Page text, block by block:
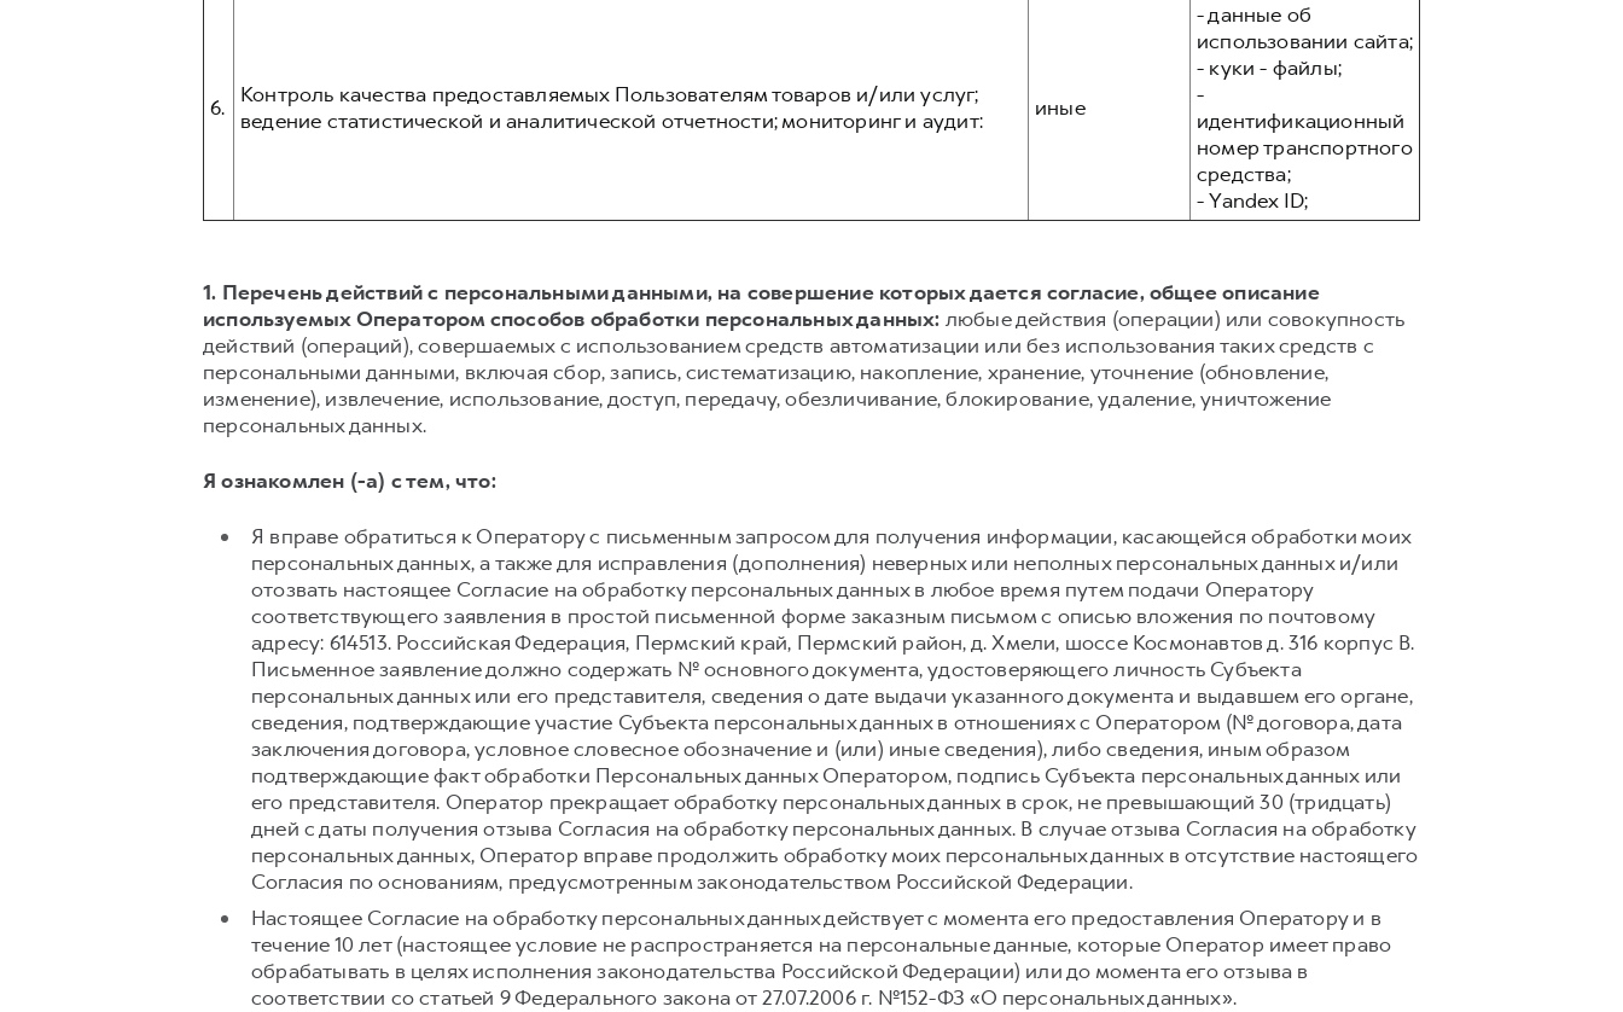
6.
Контроль качества предоставляемых Пользователям товаров и/или услуг;
ведение статистической и аналитической отчетности; мониторинг и аудит:
иные
- данные об
использовании сайта;
- куки - файлы;
-
идентификационный
номер транспортного
средства;
- Yandex ID;
1. Перечень действий с персональными данными, на совершение которых дается согласие, общее описание
используемых Оператором способов обработки персональных данных: любые действия (операции) или совокупность
действий (операций), совершаемых с использованием средств автоматизации или без использования таких средств с
персональными данными, включая сбор, запись, систематизацию, накопление, хранение, уточнение (обновление,
изменение), извлечение, использование, доступ, передачу, обезличивание, блокирование, удаление, уничтожение
персональных данных.
Я ознакомлен (-а) с тем, что:
Я вправе обратиться к Оператору с письменным запросом для получения информации, касающейся обработки моих
персональных данных, а также для исправления (дополнения) неверных или неполных персональных данных и/или
отозвать настоящее Согласие на обработку персональных данных в любое время путем подачи Оператору
соответствующего заявления в простой письменной форме заказным письмом с описью вложения по почтовому
адресу: 614513. Российская Федерация, Пермский край, Пермский район, д. Хмели, шоссе Космонавтов д. 316 корпус В.
Письменное заявление должно содержать № основного документа, удостоверяющего личность Субъекта
персональных данных или его представителя, сведения о дате выдачи указанного документа и выдавшем его органе,
сведения, подтверждающие участие Субъекта персональных данных в отношениях с Оператором (№ договора, дата
заключения договора, условное словесное обозначение и (или) иные сведения), либо сведения, иным образом
подтверждающие факт обработки Персональных данных Оператором, подпись Субъекта персональных данных или
его представителя. Оператор прекращает обработку персональных данных в срок, не превышающий 30 (тридцать)
дней с даты получения отзыва Согласия на обработку персональных данных. В случае отзыва Согласия на обработку
персональных данных, Оператор вправе продолжить обработку моих персональных данных в отсутствие настоящего
Согласия по основаниям, предусмотренным законодательством Российской Федерации.
Настоящее Согласие на обработку персональных данных действует с момента его предоставления Оператору и в
течение 10 лет (настоящее условие не распространяется на персональные данные, которые Оператор имеет право
обрабатывать в целях исполнения законодательства Российской Федерации) или до момента его отзыва в
соответствии со статьей 9 Федерального закона от 27.07.2006 г. №152-ФЗ «О персональных данных».